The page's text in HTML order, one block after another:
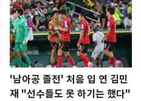
'남아공 졸전' 처음 입 연 김민
재 "선수들도 못 하기는 했다"